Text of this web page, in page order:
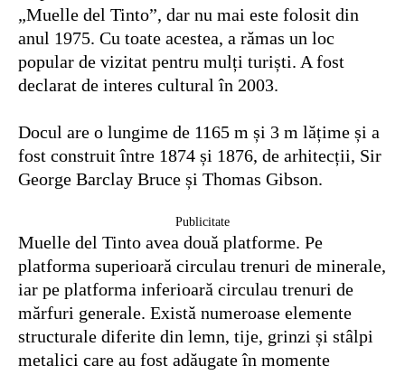
„Muelle del Tinto”, dar nu mai este folosit din
anul 1975. Cu toate acestea, a rămas un loc
popular de vizitat pentru mulți turiști. A fost
declarat de interes cultural în 2003.
Docul are o lungime de 1165 m și 3 m lățime și a
fost construit între 1874 și 1876, de arhitecții, Sir
George Barclay Bruce și Thomas Gibson.
Publicitate
Muelle del Tinto avea două platforme. Pe
platforma superioară circulau trenuri de minerale,
iar pe platforma inferioară circulau trenuri de
mărfuri generale. Există numeroase elemente
structurale diferite din lemn, tije, grinzi și stâlpi
metalici care au fost adăugate în momente